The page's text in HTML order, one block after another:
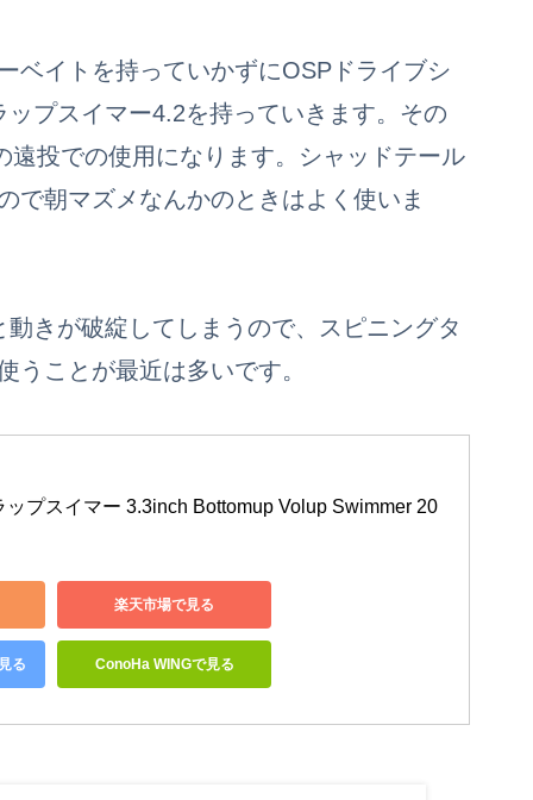
ベイトを持っていかずにOSPドライブシ
プスイマー4.2を持っていきます。その
投での使用になります。シャッドテール
で朝マズメなんかのときはよく使いま
きが破綻してしまうので、スピニングタ
うことが最近は多いです。
プスイマー 3.3inch Bottomup Volup Swimmer 20
楽天市場で見る
る ConoHa WINGで見る